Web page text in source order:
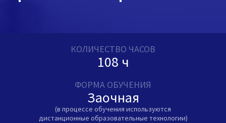
КОЛИЧЕСТВО ЧАСОВ
108 ч
ФОРМА ОБУЧЕНИЯ
Заочная
(в процессе обучения используются
дистанционные образовательные технологии)